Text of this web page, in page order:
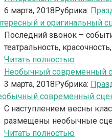
6 марта, 2018Рубрика:
Последний звонок –
театральность,
Читать полностью
Необычный современный
3 марта, 2018Рубрика:
С наступлением весны
размещены необычные
Читать полностью